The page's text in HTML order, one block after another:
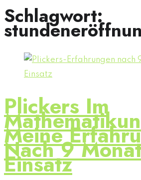
Schlagwort:
Plickers Im
Meine
Nach 9
Einsatz